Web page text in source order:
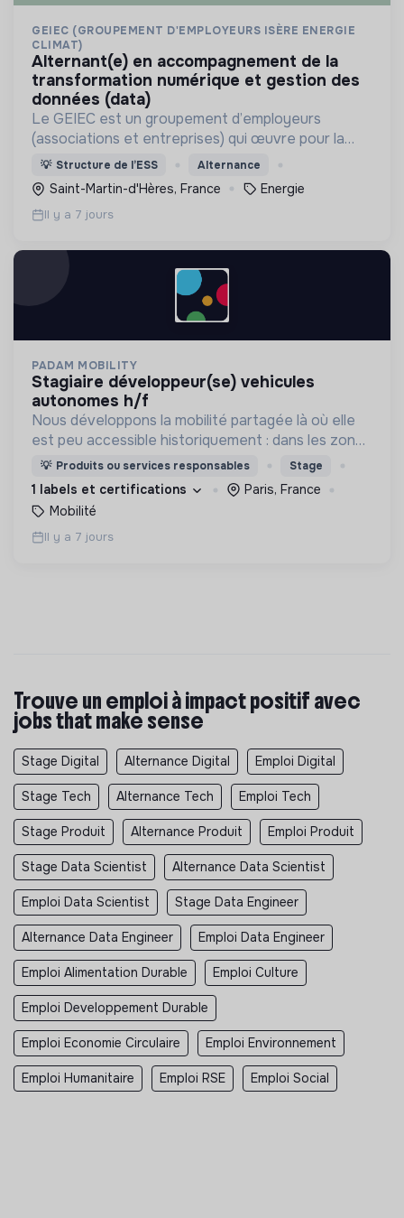
GEIEC (GROUPEMENT D'EMPLOYEURS ISÈRE ENERGIE
CLIMAT)
alternant(e) en accompagnement de la
transformation numérique et gestion des
données (data)
Le GEIEC est un groupement d’employeurs
(associations et entreprises) qui œuvre pour la
transition énergétique et agit pour des modes de
vie durables sur le territoire isérois.
recrutement@geiec.org
💡 Structure de l’ESS Alternance
Saint-Martin-d'Hères, France Energie
Il y a 7 jours
PADAM MOBILITY
stagiaire développeur(se) vehicules
autonomes h/f
Nous développons la mobilité partagée là où elle
est peu accessible historiquement : dans les zones
périurbaines et rurales, en heures creuses, pour
les personnes à mobilité réduite.
💡 Produits ou services responsables Stage
1 labels et certifications
Paris, France
Mobilité
Il y a 7 jours
Trouve un emploi à impact positif avec
jobs that make sense
Stage Digital Alternance Digital Emploi Digital
Stage Tech Alternance Tech Emploi Tech
Stage Produit Alternance Produit Emploi Produit
Stage Data Scientist Alternance Data Scientist
Emploi Data Scientist Stage Data Engineer
Alternance Data Engineer Emploi Data Engineer
Emploi Alimentation Durable Emploi Culture
Emploi Developpement Durable
Emploi Economie Circulaire Emploi Environnement
Emploi Humanitaire Emploi RSE Emploi Social